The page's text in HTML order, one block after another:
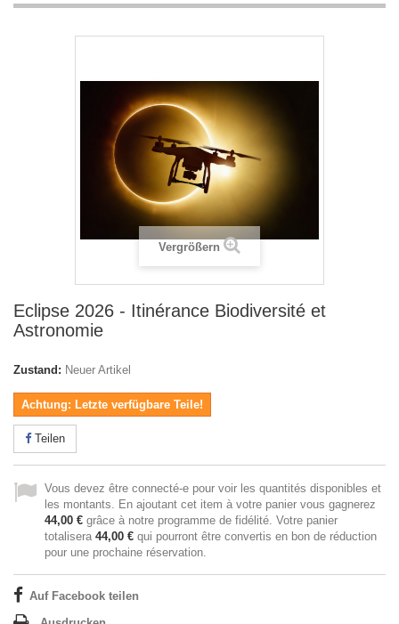
Vergrößern
Eclipse 2026 - Itinérance Biodiversité et
Astronomie
Zustand: Neuer Artikel
Achtung: Letzte verfügbare Teile!
Teilen
Vous devez être connecté-e pour voir les quantités disponibles et
les montants. En ajoutant cet item à votre panier vous gagnerez
44,00 € grâce à notre programme de fidélité. Votre panier
totalisera 44,00 € qui pourront être convertis en bon de réduction
pour une prochaine réservation.
Auf Facebook teilen